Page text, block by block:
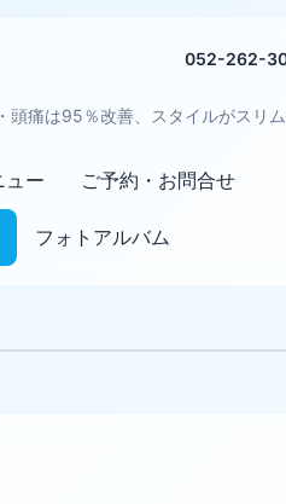
052-262-
頭痛は95％改善、スタイルがスリ
ュー ご予約・お問合せ
フォトアルバム